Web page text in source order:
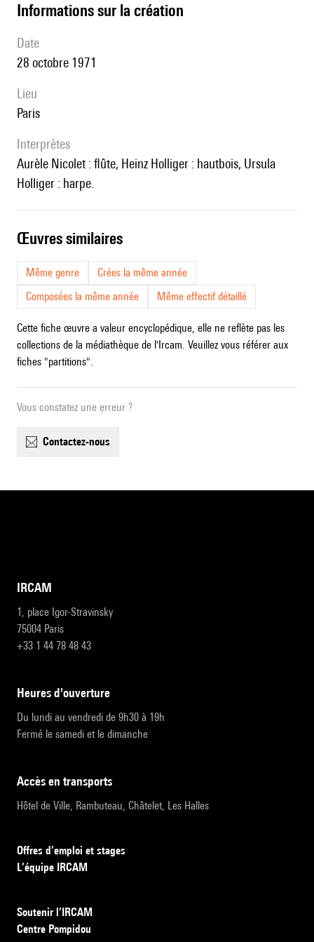
informations sur la création
date
28 octobre 1971
lieu
Paris
interprètes
Aurèle Nicolet : flûte, Heinz Holliger : hautbois, Ursula
Holliger : harpe.
œuvres similaires
Même genre
Crées la même année
Composées la même année
Même effectif détaillé
Cette fiche œuvre a valeur encyclopédique, elle ne reflète pas les
collections de la médiathèque de l'Ircam. Veuillez vous référer aux
fiches "partitions".
Vous constatez une erreur ?
contactez-nous
IRCAM
1, place Igor-Stravinsky
75004 Paris
+33 1 44 78 48 43
heures d'ouverture
Du lundi au vendredi de 9h30 à 19h
Fermé le samedi et le dimanche
accès en transports
Hôtel de Ville, Rambuteau, Châtelet, Les Halles
Offres d’emploi et stages
L’équipe IRCAM
Soutenir l’IRCAM
Centre Pompidou